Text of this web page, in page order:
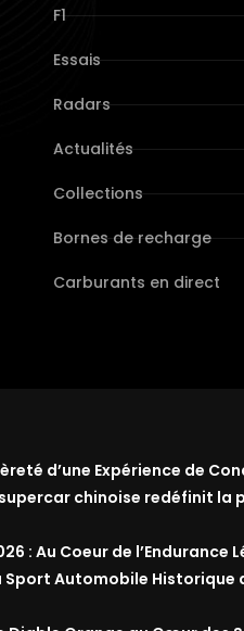
F1
Essais
Radars
Actualités
Collections
Bornes de recharge
Carburants en direct
d’une Expérience de
supercar chinoise redéfinit
: Au Coeur de l’Endurance
Sport Automobile Historique